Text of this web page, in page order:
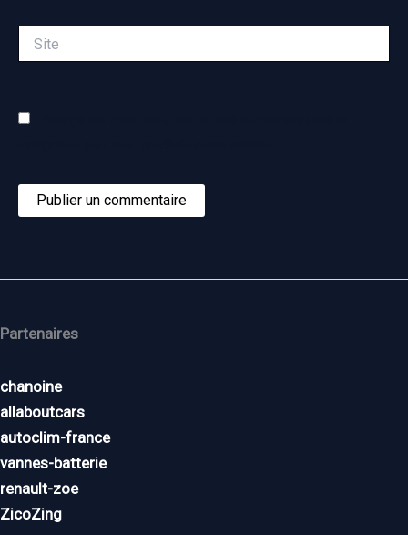
Partenaires
chanoine
allaboutcars
autoclim-france
vannes-batterie
renault-zoe
ZicoZing